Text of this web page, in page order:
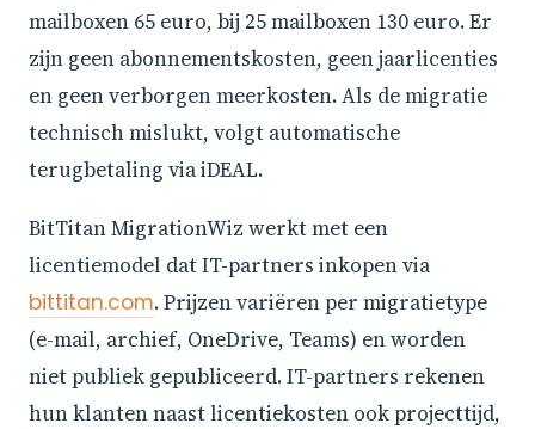
mailboxen 65 euro, bij 25 mailboxen 130 euro. Er
zijn geen abonnementskosten, geen jaarlicenties
en geen verborgen meerkosten. Als de migratie
technisch mislukt, volgt automatische
terugbetaling via iDEAL.
BitTitan MigrationWiz werkt met een
licentiemodel dat IT-partners inkopen via
bittitan.com. Prijzen variëren per migratietype
(e-mail, archief, OneDrive, Teams) en worden
niet publiek gepubliceerd. IT-partners rekenen
hun klanten naast licentiekosten ook projecttijd,